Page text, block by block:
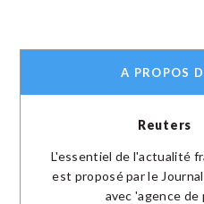
A PROPOS
Reuters
L'essentiel de l'actualité
est proposé par le
avec 'agence